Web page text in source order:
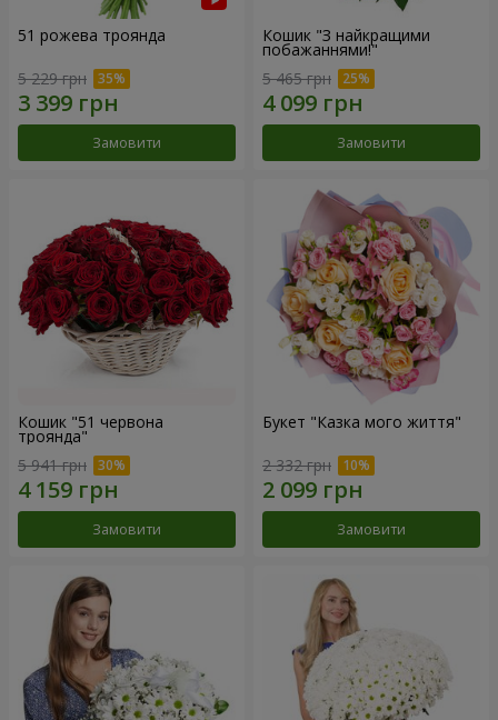
51 рожева троянда
5 229 грн
Замовити
Кошик "З найкращими
побажаннями!"
5 465 грн
Замовити
Кошик "51 червона
троянда"
5 941 грн
Замовити
Букет "Казка мого життя"
2 332 грн
Замовити